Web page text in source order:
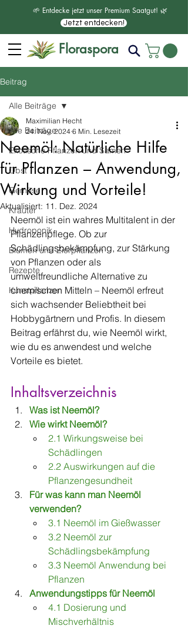
🌱 Entdecke jetzt unser Premium Saatgut! 🌿
Jetzt entdecken!
Floraspora
Beitrag
Alle Beiträge
Exotische Pflanzen und Samen
Obst
Gemüse
Kräuter
Hydroponik
Blumen und Zierpflanzen
Rezepte
Kunstpflanzen
Alle Beiträge
Neemöl: Natürliche Hilfe
für Pflanzen – Anwendung,
Wirkung und Vorteile!
Maximilian Hecht
24. Nov. 2024 6 Min. Lesezeit
Aktualisiert: 11. Dez. 2024
Neemöl ist ein wahres Multitalent in der
Pflanzenpflege. Ob zur
Schädlingsbekämpfung, zur Stärkung
von Pflanzen oder als
umweltfreundliche Alternative zu
chemischen Mitteln – Neemöl erfreut
sich wachsender Beliebtheit bei
Hobbygärtnern und Profis. In diesem
Beitrag erfährst du, wie Neemöl wirkt,
wie du es anwendest und welche
Vorteile es bietet.
Inhaltsverzeichnis
Was ist Neemöl?
Wie wirkt Neemöl?
2.1 Wirkungsweise bei
Schädlingen
2.2 Auswirkungen auf die
Pflanzengesundheit
Für was kann man Neemöl
verwenden?
3.1 Neemöl im Gießwasser
3.2 Neemöl zur
Schädlingsbekämpfung
3.3 Neemöl Anwendung bei
Pflanzen
Anwendungstipps für Neemöl
4.1 Dosierung und
Mischverhältnis